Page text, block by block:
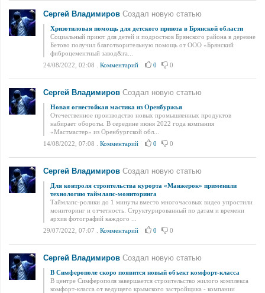
Сергей Владимиров Создал новую статью
Хризотиловая помощь для детского приюта в Брянской области
Социальный приют для детей и подростков Брянского района в деревне
Бетово получил благотворительную помощь от ООО «Брянский
фиброцементный завод&ra...
24/08/2022, 02:08
Комментарий 0 0
Сергей Владимиров Создал новую статью
Новая огнестойкая мастика из Оренбуржья
Отечественное производство новых промышленных продуктов
набирает обороты. В середине июня 2022 года компания
«Мастмастер» из Оренбургской обл...
14/08/2022, 07:08
Комментарий 0 0
Сергей Владимиров Создал новую статью
Для контроля строительства курорта «Манжерок» применили
технологию таймлапс-мониторинга
Таймлапс-ролики до 1 минуты вместо многочасовых видео упростили
мониторинг и отчетность. Структурированный по датам и времени
архив фотографий каждого ...
29/07/2022, 07:07
Комментарий 0 0
Сергей Владимиров Создал новую статью
В Симферополе скоро появится новый объект комфорт-класса
В центре Симферополя завершается строительство жилого комплекса
комфорт-класса от ведущего крымского застройщика - компании